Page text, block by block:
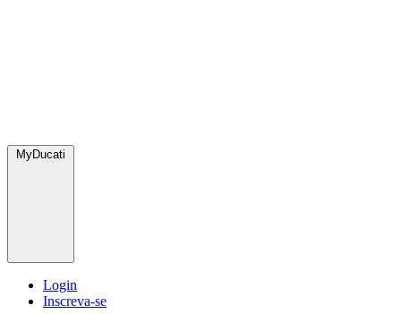
MyDucati
Login
Inscreva-se